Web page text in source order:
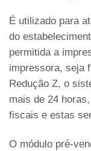
É utilizado para
do
permitida a
impressora, seja
Redução Z, o
mais de 24
fiscais e estas
O módulo pré-